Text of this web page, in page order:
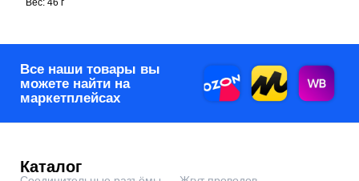
Оптовикам
0
Корзина
Каталог
Главная